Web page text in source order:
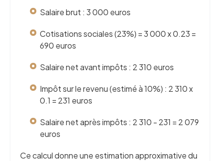
Salaire brut : 3 000 euros
Cotisations sociales (23%) = 3 000 x 0.23 =
690 euros
Salaire net avant impôts : 2 310 euros
Impôt sur le revenu (estimé à 10%) : 2 310 x
0.1 = 231 euros
Salaire net après impôts : 2 310 - 231 = 2 079
euros
Ce calcul donne une estimation approximative du